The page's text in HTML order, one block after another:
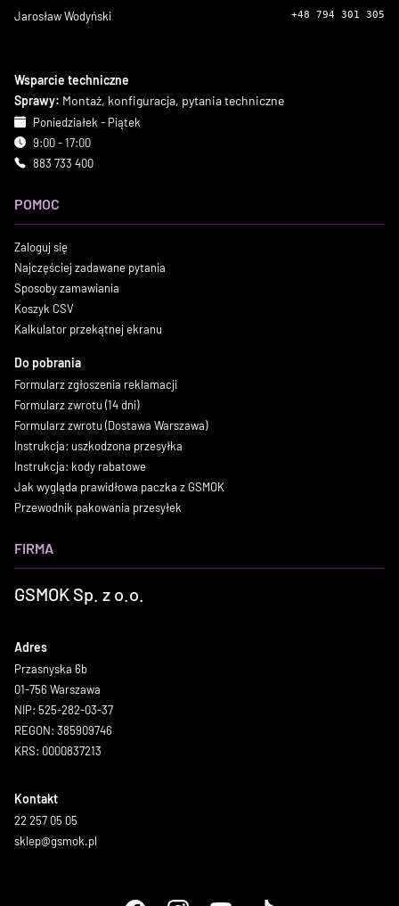
Jarosław Wodyński +48 794 301 305
Wsparcie techniczne
Sprawy: Montaż, konfiguracja, pytania techniczne
Poniedziałek - Piątek
9:00 - 17:00
883 733 400
POMOC
Zaloguj się
Najczęściej zadawane pytania
Sposoby zamawiania
Koszyk CSV
Kalkulator przekątnej ekranu
Do pobrania
Formularz zgłoszenia reklamacji
Formularz zwrotu (14 dni)
Formularz zwrotu (Dostawa Warszawa)
Instrukcja: uszkodzona przesyłka
Instrukcja: kody rabatowe
Jak wygląda prawidłowa paczka z GSMOK
Przewodnik pakowania przesyłek
FIRMA
GSMOK Sp. z o.o.
Adres
Przasnyska 6b
01-756 Warszawa
NIP: 525-282-03-37
REGON: 385909746
KRS: 0000837213
Kontakt
22 257 05 05
sklep@gsmok.pl